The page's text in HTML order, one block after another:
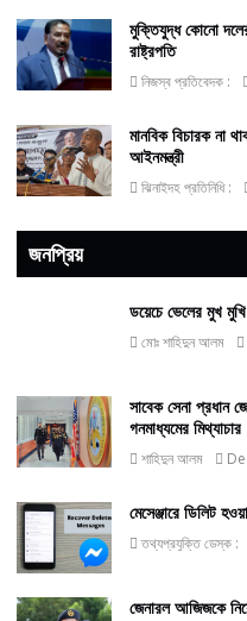
মুক্তিযুদ্ধ কোনো
রাষ্ট্রপতি
নিজস্ব প্রতিবেদক :
মানবিক বিচারক না
আইনমন্ত্রী
ঝিনাইদহ প্রতিনিধি :
জনপ্রিয়
ডয়েচে ভেলের মুখ
মোঃ শাহিদুন আলম
সাবেক সেনা প্রধান
গনমাধ্যমের মিথ্যাচার
শাহিদুন আলম
মেসেঞ্জারে ডিলিট
তথ্যপ্রযুক্তি ডেস্ক :
জেনারল আজিজকে